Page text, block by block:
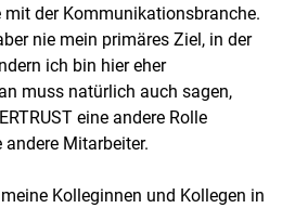
mit der Kommunikationsbranche.
nie mein primäres Ziel, in der
ich bin hier eher
muss natürlich auch sagen,
eine andere Rolle
Mitarbeiter.
Kolleginnen und Kollegen in